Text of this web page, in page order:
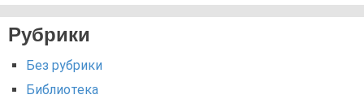
Рубрики
Без рубрики
Библиотека